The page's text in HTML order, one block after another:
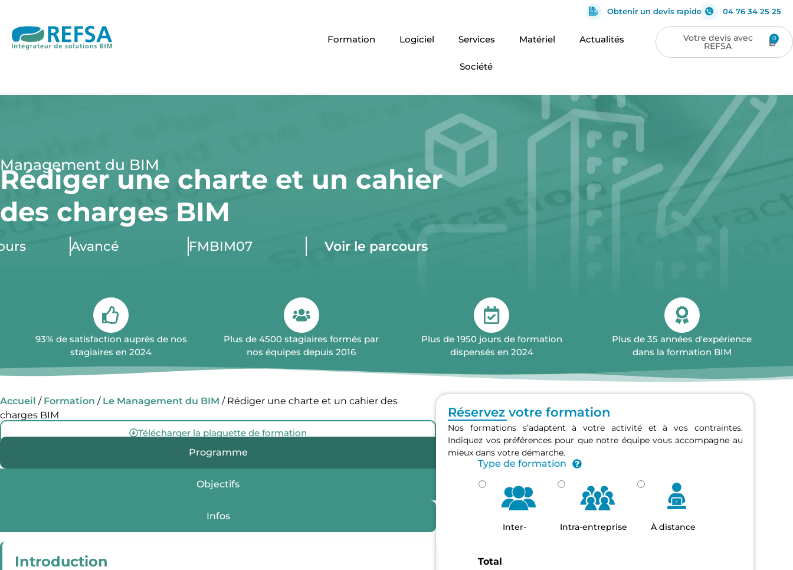
Obtenir un devis rapide 04 76 34 25 25
Formation Logiciel Services Matériel Actualités
Société
0
Management du BIM
Rédiger une charte et un cahier
des charges BIM
Avancé FMBIM07 Voir le parcours
93% de satisfaction auprès de nos
stagiaires en 2024
Plus de 4500 stagiaires formés par
nos équipes depuis 2016
Plus de 1950 jours de formation
dispensés en 2024
Plus de 35 années d'expérience
dans la formation BIM
Accueil / Formation / Le Management du BIM / Rédiger une charte et un cahier des
charges BIM
Télécharger la plaquette de formation
Programme
Objectifs
Infos
Introduction
Réservez votre formation
Nos formations s’adaptent à votre activité et à vos contraintes.
Indiquez vos préférences pour que notre équipe vous accompagne au
mieux dans votre démarche.
Type de formation
Inter-
entreprise
Intra-entreprise À distance
Total